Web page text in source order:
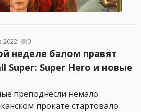
2022 0
неделе балом правят
Super: Super Hero и новые
преподнесли немало
прокате стартовало